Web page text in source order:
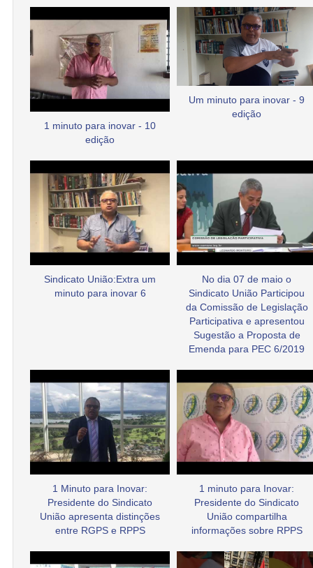
1 minuto para inovar - 10
edição
Um minuto para inovar - 9
edição
Sindicato União:Extra um
minuto para inovar 6
No dia 07 de maio o
Sindicato União Participou
da Comissão de Legislação
Participativa e apresentou
Sugestão a Proposta de
Emenda para PEC 6/2019
1 Minuto para Inovar:
Presidente do Sindicato
União apresenta distinções
entre RGPS e RPPS
1 minuto para Inovar:
Presidente do Sindicato
União compartilha
informações sobre RPPS